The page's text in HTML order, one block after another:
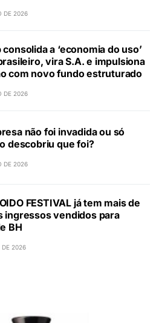
DE 2026
a ‘economia do uso’
vira S.A. e impulsiona
com novo fundo estruturado
DE 2026
não foi invadida ou só
descobriu que foi?
DE 2026
FESTIVAL já tem mais de
ingressos vendidos para
BH
DE 2026